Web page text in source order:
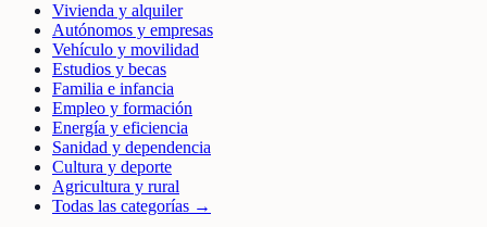
Vivienda y alquiler
Autónomos y empresas
Vehículo y movilidad
Estudios y becas
Familia e infancia
Empleo y formación
Energía y eficiencia
Sanidad y dependencia
Cultura y deporte
Agricultura y rural
Todas las categorías →